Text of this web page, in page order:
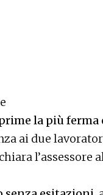
la più
ai due
l’assessore